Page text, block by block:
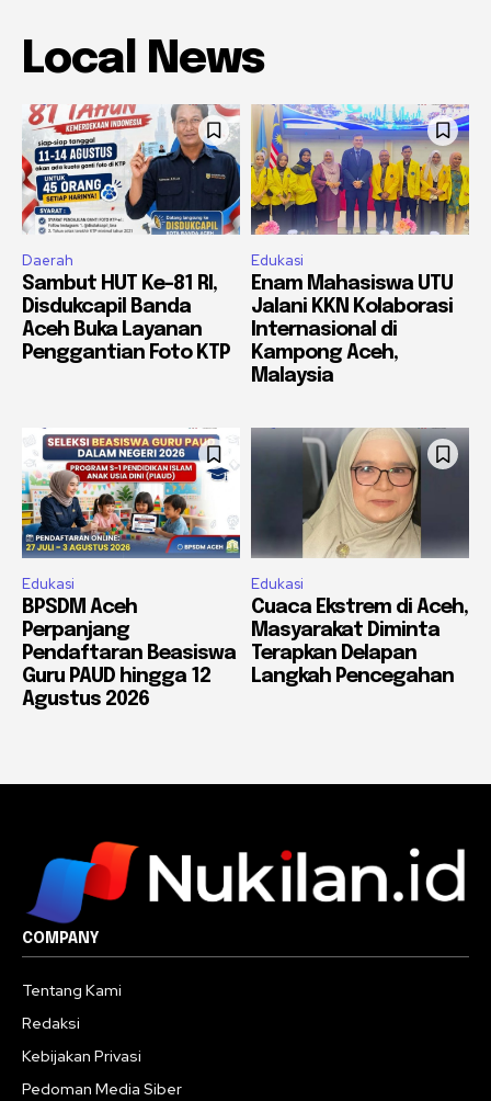
Local News
Daerah
Sambut HUT Ke-81 RI,
Disdukcapil Banda
Aceh Buka Layanan
Penggantian Foto KTP
Edukasi
Enam Mahasiswa UTU
Jalani KKN Kolaborasi
Internasional di
Kampong Aceh,
Malaysia
Edukasi
BPSDM Aceh
Perpanjang
Pendaftaran Beasiswa
Guru PAUD hingga 12
Agustus 2026
Edukasi
Cuaca Ekstrem di Aceh,
Masyarakat Diminta
Terapkan Delapan
Langkah Pencegahan
COMPANY
Tentang Kami
Redaksi
Kebijakan Privasi
Pedoman Media Siber